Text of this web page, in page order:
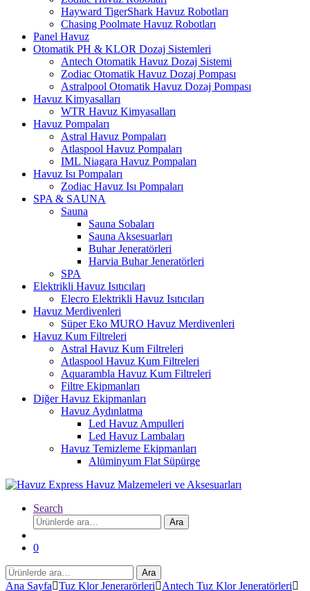
Hayward TigerShark Havuz Robotları
Chasing Poolmate Havuz Robotları
Panel Havuz
Otomatik PH & KLOR Dozaj Sistemleri
Antech Otomatik Havuz Dozaj Sistemi
Zodiac Otomatik Havuz Dozaj Pompası
Astralpool Otomatik Havuz Dozaj Pompası
Havuz Kimyasalları
WTR Havuz Kimyasalları
Havuz Pompaları
Astral Havuz Pompaları
Atlaspool Havuz Pompaları
IML Niagara Havuz Pompaları
Havuz Isı Pompaları
Zodiac Havuz Isı Pompaları
SPA & SAUNA
Sauna
Sauna Sobaları
Sauna Aksesuarları
Buhar Jeneratörleri
Harvia Buhar Jeneratörleri
SPA
Elektrikli Havuz Isıtıcıları
Elecro Elektrikli Havuz Isıtıcıları
Havuz Merdivenleri
Süper Eko MURO Havuz Merdivenleri
Havuz Kum Filtreleri
Astral Havuz Kum Filtreleri
Atlaspool Havuz Kum Filtreleri
Aquarambla Havuz Kum Filtreleri
Filtre Ekipmanları
Diğer Havuz Ekipmanları
Havuz Aydınlatma
Led Havuz Ampulleri
Led Havuz Lambaları
Havuz Temizleme Ekipmanları
Alüminyum Flat Süpürge
Search
Ara:
Ara
0
Ara:
Ara
Ana Sayfa Tuz Klor Jenerarörleri Antech Tuz Klor Jeneratörleri